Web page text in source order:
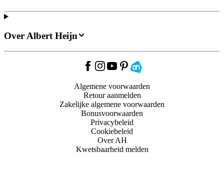
Over Albert Heijn
Algemene voorwaarden
Retour aanmelden
Zakelijke algemene voorwaarden
Bonusvoorwaarden
Privacybeleid
Cookiebeleid
Over AH
Kwetsbaarheid melden